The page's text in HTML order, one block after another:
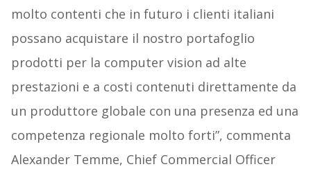
molto contenti che in futuro i clienti italiani
possano acquistare il nostro portafoglio
prodotti per la computer vision ad alte
prestazioni e a costi contenuti direttamente da
un produttore globale con una presenza ed una
competenza regionale molto forti”, commenta
Alexander Temme, Chief Commercial Officer